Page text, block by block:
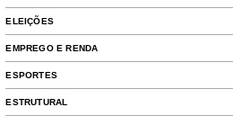
ELEIÇÕES
EMPREGO E RENDA
ESPORTES
ESTRUTURAL